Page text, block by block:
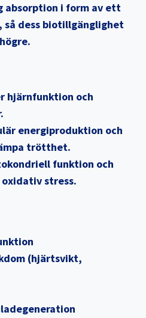
absorption i form av ett
dess biotillgänglighet
hjärnfunktion och
energiproduktion och
trötthet.
funktion och
stress.
(hjärtsvikt,